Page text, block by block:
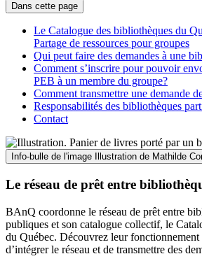
Dans cette page
Le Catalogue des bibliothèques du
Partage de ressources pour groupes
Qui peut faire des demandes à une
Comment s’inscrire pour pouvoir
PEB à un membre du groupe?
Comment transmettre une demande
Responsabilités des bibliothèques
Contact
Info-bulle de l'image Illustration de Mathilde
Le réseau de prêt entre
BAnQ coordonne le réseau de prêt entre
publiques et son catalogue collectif, le
du Québec. Découvrez leur fonctionnement
d’intégrer le réseau et de transmettre des